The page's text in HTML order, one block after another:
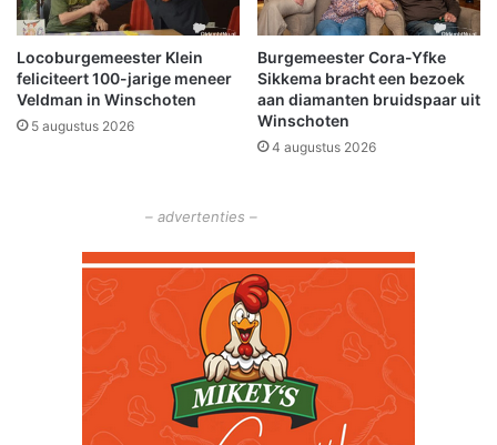
e
e
o
p
d
e
l
Locoburgemeester Klein
feliciteert 100-jarige meneer
Veldman in Winschoten
5 augustus 2026
Burgemeester Cora-Yfke
Sikkema bracht een bezoek
aan diamanten bruidspaar uit
Winschoten
4 augustus 2026
– advertenties –